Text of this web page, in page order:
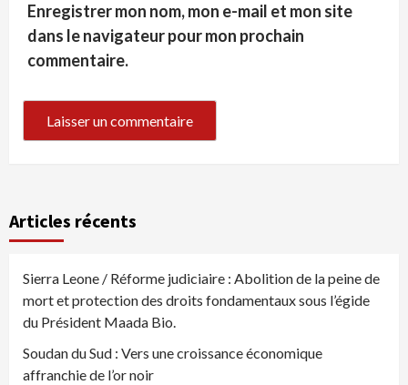
Enregistrer mon nom, mon e-mail et mon site
dans le navigateur pour mon prochain
commentaire.
Articles récents
Sierra Leone / Réforme judiciaire : Abolition de la peine de
mort et protection des droits fondamentaux sous l’égide
du Président Maada Bio.
Soudan du Sud : Vers une croissance économique
affranchie de l’or noir